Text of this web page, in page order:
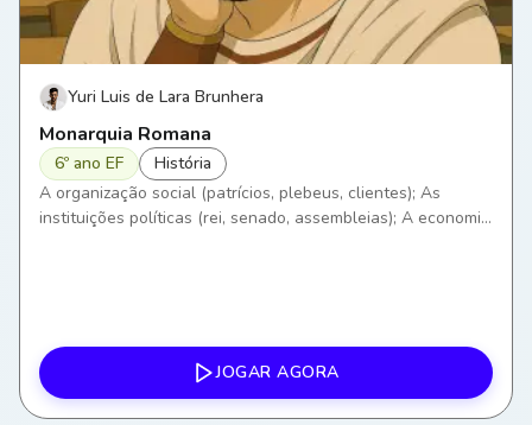
Yuri Luis de Lara Brunhera
Monarquia Romana
6º ano EF
História
A organização social (patrícios, plebeus, clientes); As
instituições políticas (rei, senado, assembleias); A economia
JOGAR AGORA